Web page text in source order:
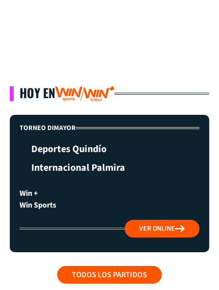
HOY EN
TORNEO DIMAYOR
Deportes Quindío
Internacional Palmira
Win +
Win Sports
VER ONLINE
TODOS LOS PARTIDOS